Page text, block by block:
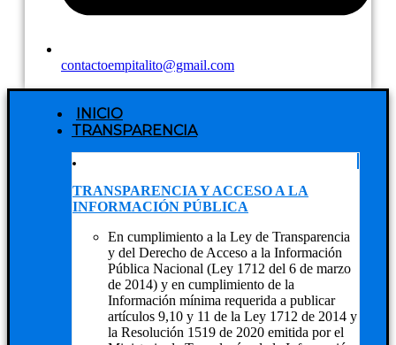
contactoempitalito@gmail.com
INICIO
TRANSPARENCIA
TRANSPARENCIA Y ACCESO A LA
INFORMACIÓN PÚBLICA
En cumplimiento a la Ley de Transparencia
y del Derecho de Acceso a la Información
Pública Nacional (Ley 1712 del 6 de marzo
de 2014) y en cumplimiento de la
Información mínima requerida a publicar
artículos 9,10 y 11 de la Ley 1712 de 2014 y
la Resolución 1519 de 2020 emitida por el